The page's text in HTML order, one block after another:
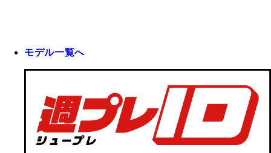
モデル一覧へ